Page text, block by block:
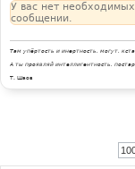
У вас нет
сообщении.
Там упёртость и инертность, могут,
А ты проявляй интеллигентность,
Т. Шаов